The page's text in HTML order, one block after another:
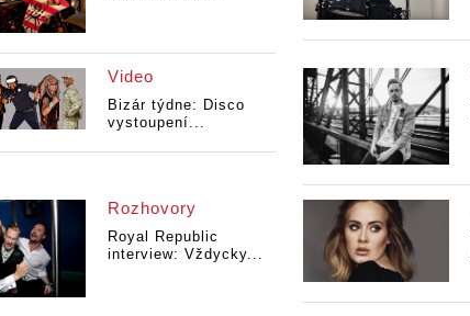
Video
Bizár týdne: Disco
vystoupení...
Rozhovory
Royal Republic
interview: Vždycky...